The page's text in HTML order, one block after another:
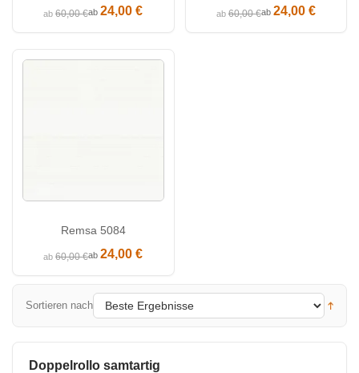
ab60,00 €ab24,00 € ab60,00 €ab 24,00 €
Remsa 5084
ab60,00 €ab24,00 €
Sortieren nach
Doppelrollo samtartig